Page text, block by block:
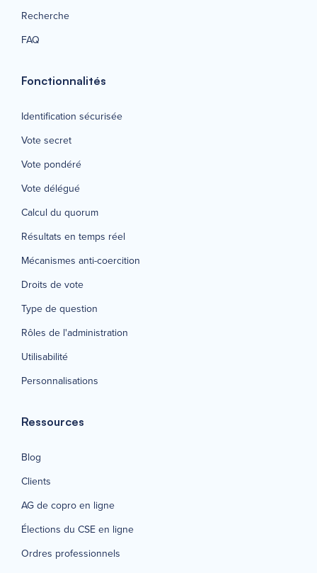
Recherche
FAQ
Fonctionnalités
Identification sécurisée
Vote secret
Vote pondéré
Vote délégué
Calcul du quorum
Résultats en temps réel
Mécanismes anti-coercition
Droits de vote
Type de question
Rôles de l'administration
Utilisabilité
Personnalisations
Ressources
Blog
Clients
AG de copro en ligne
Élections du CSE en ligne
Ordres professionnels